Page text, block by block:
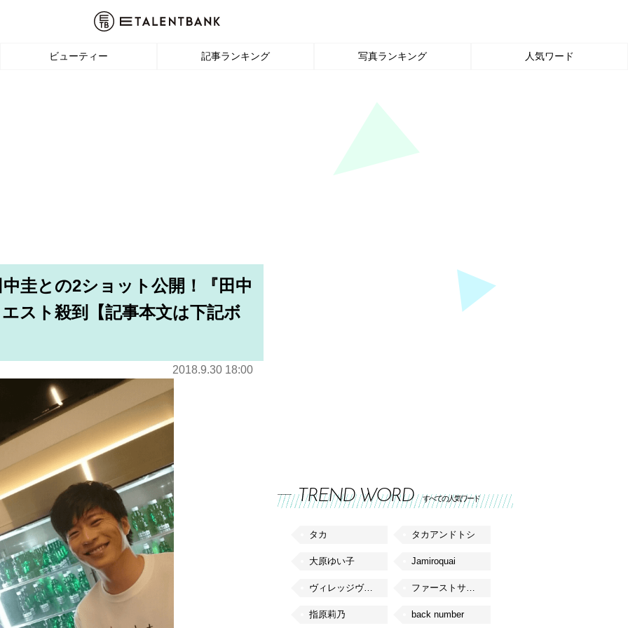
ビューティー 記事ランキング 写真ランキング 人気ワード
圭との2ショット公開！『田中
スト殺到【記事本文は下記ボ
2018.9.30 18:00
TREND WORD すべての人気ワード
タカ タカアンドトシ
大原ゆい子 Jamiroquai
ヴィレッジヴァンガード ファーストサマーウイカ
指原莉乃 back number